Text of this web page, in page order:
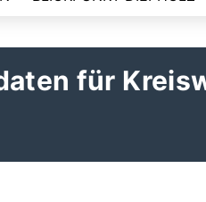
für